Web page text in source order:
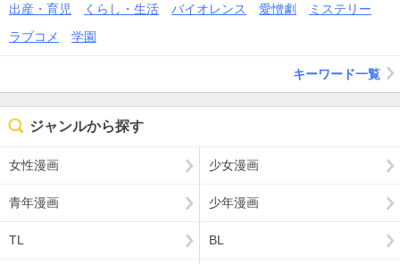
出産・育児 くらし・生活 バイオレンス 愛憎劇
ミステリー
ラブコメ
学園
キーワード一覧
ジャンルから探す
女性漫画 少女漫画
青年漫画 少年漫画
TL BL